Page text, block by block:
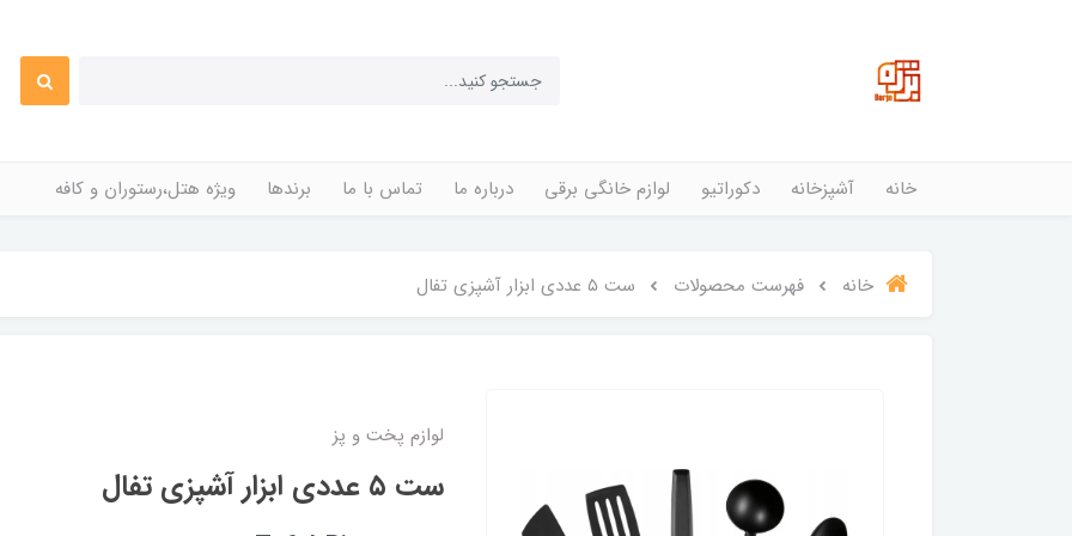
خانه آشپزخانه دکوراتیو لوازم خانگی برقی درباره ما تماس با ما برندها ویژه هتل،رستوران و کافه
خانه فهرست محصولات ست ۵ عددی ابزار آشپزی تفال
لوازم پخت و پز
ست ۵ عددی ابزار آشپزی تفال